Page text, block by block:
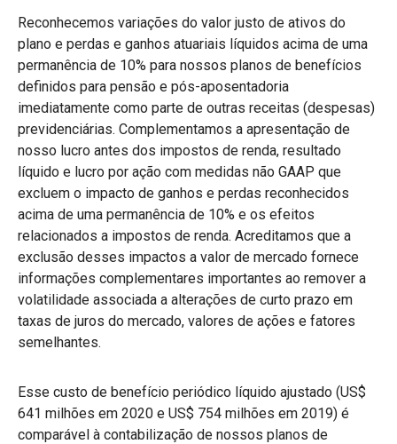
Reconhecemos variações do valor justo de ativos do
plano e perdas e ganhos atuariais líquidos acima de uma
permanência de 10% para nossos planos de benefícios
definidos para pensão e pós-aposentadoria
imediatamente como parte de outras receitas (despesas)
previdenciárias. Complementamos a apresentação de
nosso lucro antes dos impostos de renda, resultado
líquido e lucro por ação com medidas não GAAP que
excluem o impacto de ganhos e perdas reconhecidos
acima de uma permanência de 10% e os efeitos
relacionados a impostos de renda. Acreditamos que a
exclusão desses impactos a valor de mercado fornece
informações complementares importantes ao remover a
volatilidade associada a alterações de curto prazo em
taxas de juros do mercado, valores de ações e fatores
semelhantes.
Esse custo de benefício periódico líquido ajustado (US$
641 milhões em 2020 e US$ 754 milhões em 2019) é
comparável à contabilização de nossos planos de